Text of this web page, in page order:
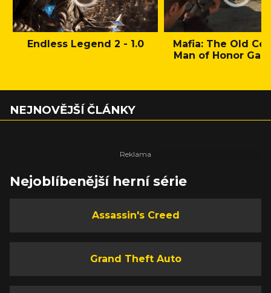
Endless Legend 2 - 1.0
Mafia: The Old
Man of Honor
NEJNOVĚJŠÍ ČLÁNKY
Nejoblíbenější herní série
Assassin's Creed
Grand Theft Auto